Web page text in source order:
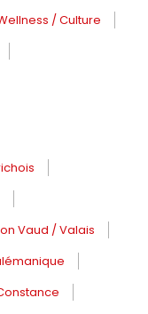
/ Culture
Vaud / Valais